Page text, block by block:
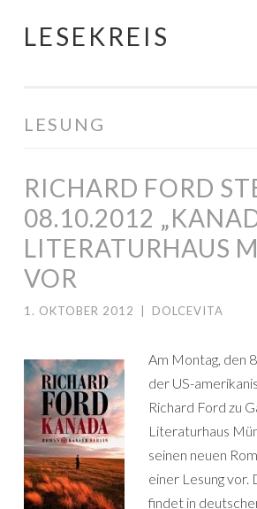
Springe
LESEKREIS
LESUNG
RICHARD FORD
08.10.2012
LITERATURHAUS
VOR
1. OKTOBER 2012 DOLCEVITA
Am Montag, den
der US-
Richard Ford zu
Literaturhaus
seinen neuen
einer Lesung vor.
findet in